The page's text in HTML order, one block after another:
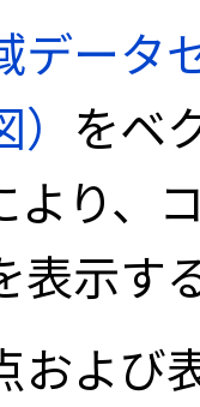
データ
をベ
より、
表示す
および